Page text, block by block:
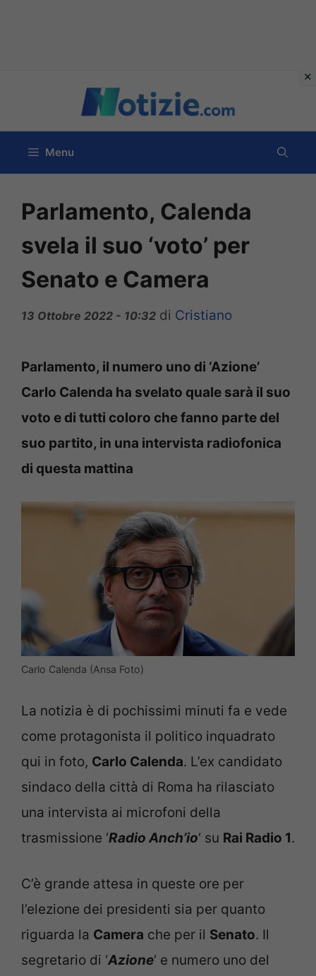
contenuto
Menu
Parlamento, Calenda
svela il suo ‘voto’ per
Senato e Camera
13 Ottobre 2022 - 10:32 di Cristiano
Parlamento, il numero uno di ‘Azione’
Carlo Calenda ha svelato quale sarà il suo
voto e di tutti coloro che fanno parte del
suo partito, in una intervista radiofonica
di questa mattina
Carlo Calenda (Ansa Foto)
La notizia è di pochissimi minuti fa e vede
come protagonista il politico inquadrato
qui in foto, Carlo Calenda. L’ex candidato
sindaco della città di Roma ha rilasciato
una intervista ai microfoni della
trasmissione ‘Radio Anch’io‘ su Rai Radio 1.
C’è grande attesa in queste ore per
l’elezione dei presidenti sia per quanto
riguarda la Camera che per il Senato. Il
segretario di ‘Azione‘ e numero uno del